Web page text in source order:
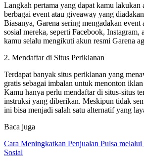
Langkah pertama yang dapat kamu lakukan
berbagai event atau giveaway yang
Biasanya, Garena sering mengadakan
sosial mereka, seperti Facebook, Instagram,
kamu selalu mengikuti akun resmi Garena
2. Mendaftar di Situs Periklanan
Terdapat banyak situs periklanan yang
gratis sebagai imbalan untuk menonton
Kamu hanya perlu mendaftar di situs-situs
instruksi yang diberikan. Meskipun tidak
ini bisa menjadi salah satu alternatif yang
Baca juga
Cara Meningkatkan Penjualan Pulsa
Sosial